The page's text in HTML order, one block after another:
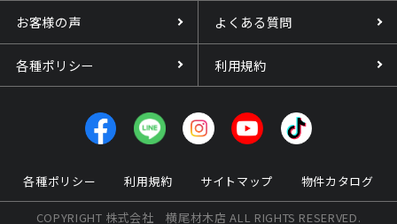
お客様の声 よくある質問
各種ポリシー 利用規約
各種ポリシー 利用規約 サイトマップ 物件カタログ
COPYRIGHT 株式会社 横尾材木店 ALL RIGHTS RESERVED.